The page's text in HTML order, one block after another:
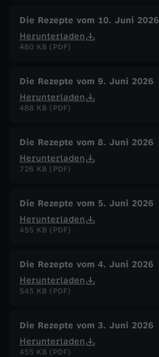
Die Rezepte vom 10. Juni 2026
Herunterladen
480 KB (PDF)
Die Rezepte vom 9. Juni 2026
Herunterladen
488 KB (PDF)
Die Rezepte vom 8. Juni 2026
Herunterladen
726 KB (PDF)
Die Rezepte vom 5. Juni 2026
Herunterladen
455 KB (PDF)
Die Rezepte vom 4. Juni 2026
Herunterladen
545 KB (PDF)
Die Rezepte vom 3. Juni 2026
Herunterladen
455 KB (PDF)